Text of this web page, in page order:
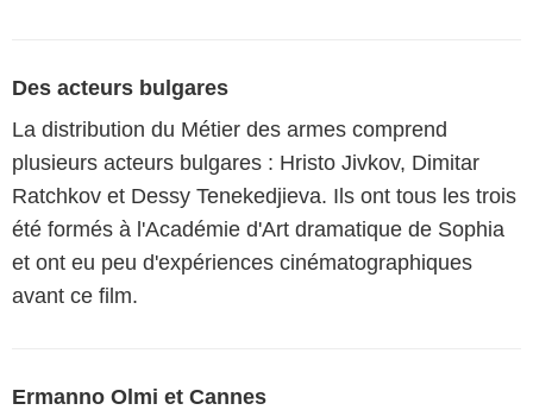
Des acteurs bulgares
La distribution du Métier des armes comprend
plusieurs acteurs bulgares : Hristo Jivkov, Dimitar
Ratchkov et Dessy Tenekedjieva. Ils ont tous les trois
été formés à l'Académie d'Art dramatique de Sophia
et ont eu peu d'expériences cinématographiques
avant ce film.
Ermanno Olmi et Cannes